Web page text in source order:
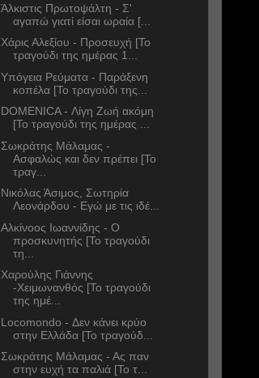
Άλκιστις Πρωτοψάλτη - Σ'
αγαπώ γιατί είσαι ωραία [...
Χάρις Αλεξίου - Προσευχή [Το
τραγούδι της ημέρας 1...
Υπόγεια Ρεύματα - Παράξενη
κοπέλα [Το τραγούδι της...
DOMENICA - Λίγη Ζωή ακόμη
[Το τραγούδι της ημέρας ...
Σωκράτης Μάλαμας -
Ασφαλώς και δεν πρέπει [Το
τραγ...
Νικόλας Άσιμος, Σωτηρία
Λεονάρδου - Εγώ με τις ιδέ...
Αλκίνοος Ιωαννίδης - Ο
προσκυνητής [Το τραγούδι
τη...
Χαρούλης Γιάννης
-Χειμωνανθός [Το τραγούδι
της ημέ...
Locomondo - Δεν κάνει κρύο
στην Ελλάδα [Το τραγούδ...
Σωκράτης Μάλαμας - Ας παν
στην ευχή τα παλιά [Το τ...